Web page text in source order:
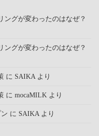
グが変わったのはなぜ？
グが変わったのはなぜ？
に SAIKAより
に mocaMILK より
に SAIKAより